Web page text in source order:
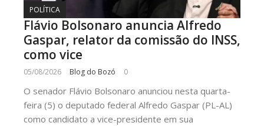
POLÍTICA
Flávio Bolsonaro anuncia Alfredo
Gaspar, relator da comissão do INSS,
como vice
05/08/2026 Blog do Bozó 0
O senador Flávio Bolsonaro anunciou nesta quarta-
feira (5) o deputado federal Alfredo Gaspar (PL-AL)
como candidato a vice-presidente em sua